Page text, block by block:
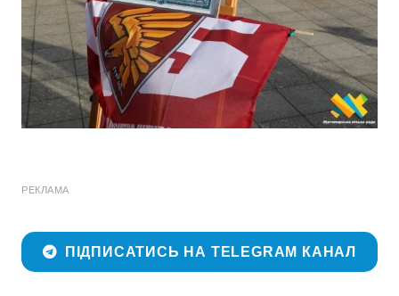
РЕКЛАМА
ПІДПИСАТИСЬ НА TELEGRAM КАНАЛ